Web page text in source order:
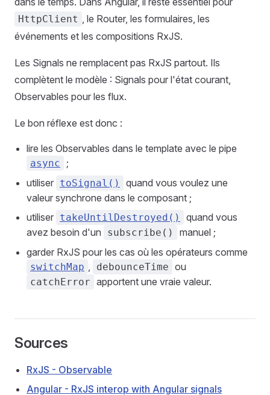
HttpClient , le Router, les formulaires, les
événements et les compositions RxJS.
Les Signals ne remplacent pas RxJS partout. Ils
complètent le modèle : Signals pour l'état courant,
Observables pour les flux.
Le bon réflexe est donc :
lire les Observables dans le template avec le pipe
async
;
utiliser toSignal()
quand vous voulez une
valeur synchrone dans le composant ;
utiliser takeUntilDestroyed()
quand vous
avez besoin d'un
subscribe()
manuel ;
garder RxJS pour les cas où les opérateurs comme
switchMap , debounceTime ou
catchError apportent une vraie valeur.
Sources
RxJS - Observable
Angular - RxJS interop with Angular signals